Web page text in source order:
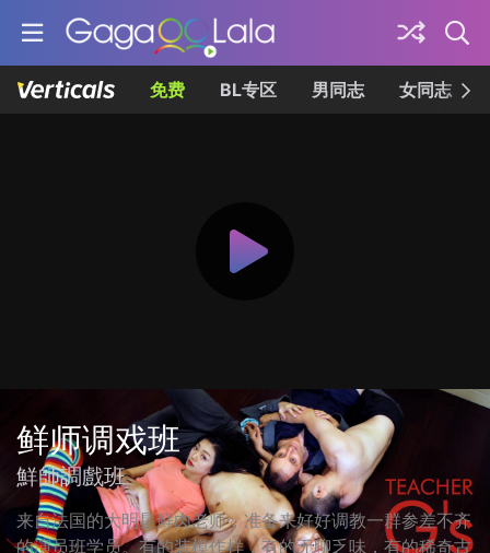
免费 BL专区 男同志 女同志
鲜师调戏班
鮮師調戲班
来自法国的大明星鲜肉老师，准备来好好调教一群参差不齐
的演员班学员。有的装模作样，有的无聊乏味，有的稀奇古